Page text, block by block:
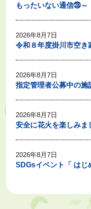
もったいない通信㉘
2026年8月7日
令和８年度掛川市空き
2026年8月7日
指定管理者公募中の施
2026年8月7日
安全に花火を楽しみま
2026年8月7日
SDGsイベント「 は
2026年8月7日